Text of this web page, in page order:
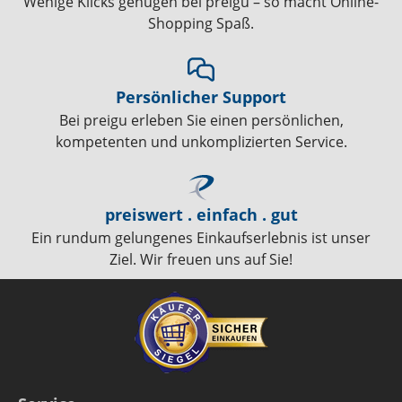
Shopping Spaß.
Persönlicher Support
Bei preigu erleben Sie einen persönlichen,
kompetenten und unkomplizierten Service.
preiswert . einfach . gut
Ein rundum gelungenes Einkaufserlebnis ist unser
Ziel. Wir freuen uns auf Sie!